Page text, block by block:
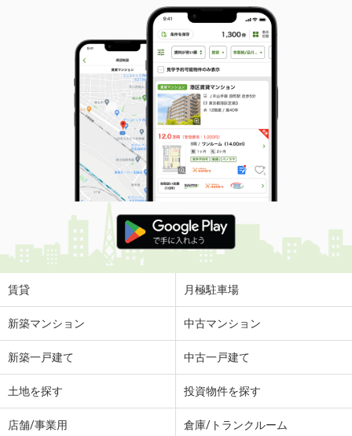
賃貸 月極駐車場
新築マンション 中古マンション
新築一戸建て 中古一戸建て
土地を探す 投資物件を探す
店舗/事業用 倉庫/トランクルーム